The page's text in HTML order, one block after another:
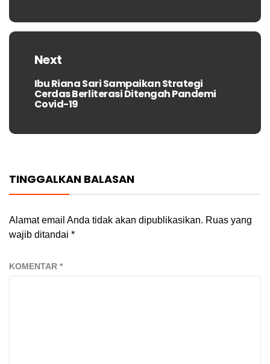
Next
Next
post:
Ibu Riana Sari Sampaikan Strategi
Cerdas Berliterasi Ditengah Pandemi
Covid-19
TINGGALKAN BALASAN
Alamat email Anda tidak akan dipublikasikan. Ruas yang
wajib ditandai *
KOMENTAR *